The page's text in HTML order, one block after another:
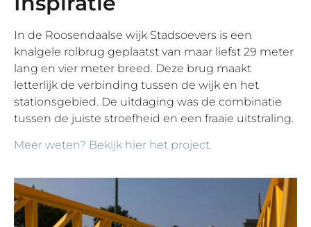
In de Roosendaalse wijk Stadsoevers is een
knalgele rolbrug geplaatst van maar liefst 29 meter
lang en vier meter breed. Deze brug maakt
letterlijk de verbinding tussen de wijk en het
stationsgebied. De uitdaging was de combinatie
tussen de juiste stroefheid en een fraaie uitstraling.
Meer weten? Bekijk hier het project.